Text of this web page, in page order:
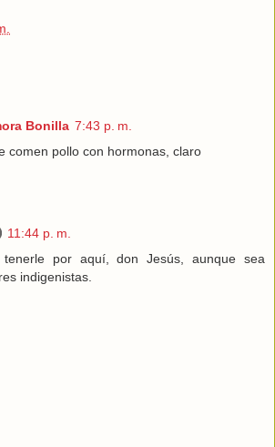
Bonilla 7:43 p. m.
comen pollo con hormonas, claro
11:44 p. m.
tenerle por aquí, don Jesús, aunque sea
indigenistas.